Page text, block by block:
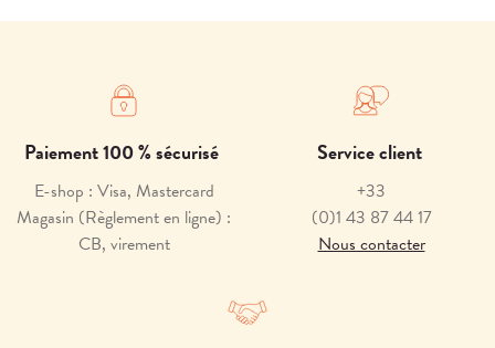
Paiement 100 % sécurisé
E-shop : Visa, Mastercard
Magasin (Règlement en ligne) :
CB, virement
Service client
+33
(0)1 43 87 44 17
Nous contacter